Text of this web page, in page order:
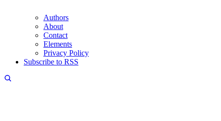
Authors
About
Contact
Elements
Privacy Policy
Subscribe to RSS